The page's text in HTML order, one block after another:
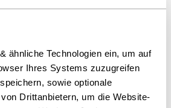
ähnliche Technologien ein, um auf
Ihres Systems zuzugreifen
sowie optionale
Drittanbietern, um die Website-
und der Käufer hilfsweise auf
dem Vorbehalt zwingender
bei Exits ist
Das Ziel von Investoren sollte